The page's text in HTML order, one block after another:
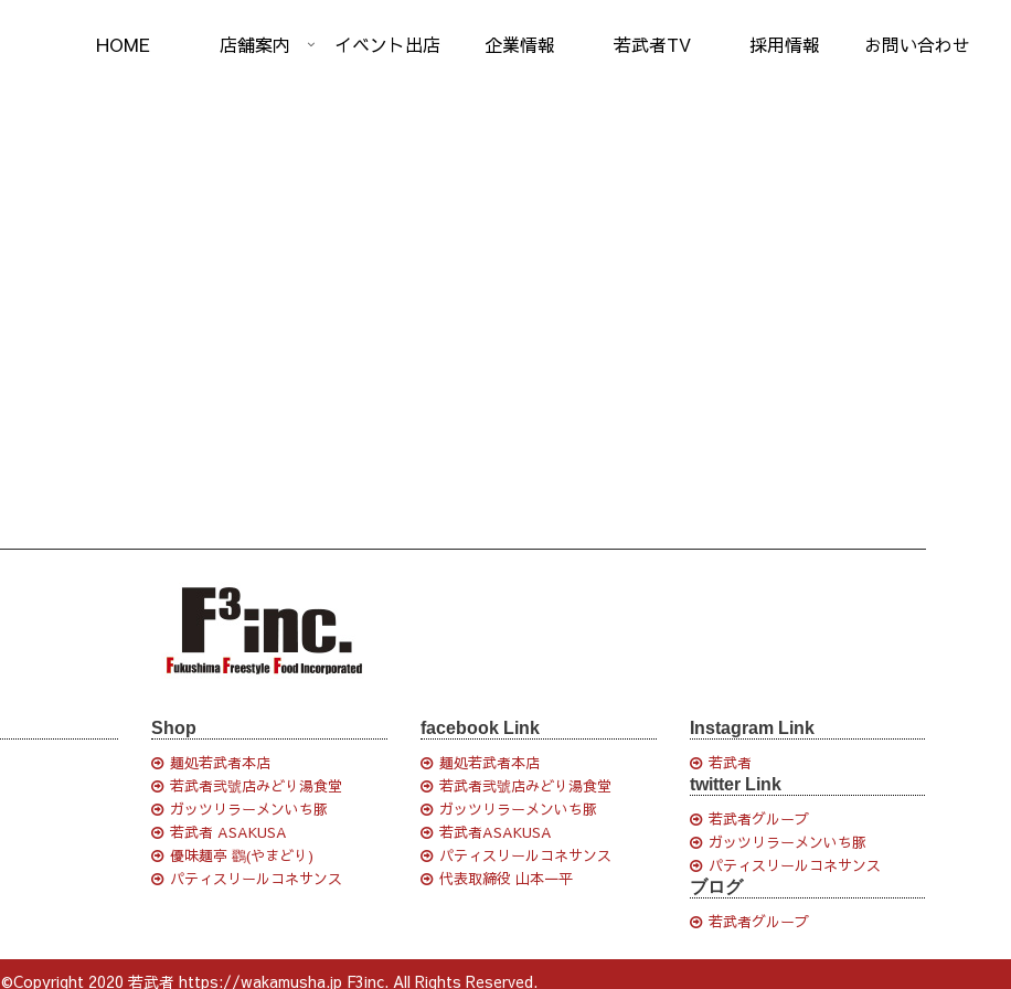
HOME 店舗案内 イベント出店 企業情報 若武者TV 採用情報 お問い合わせ
Shop
麺処若武者本店
若武者弐號店みどり湯食堂
ガッツリラーメンいち豚
若武者 ASAKUSA
優味麺亭 鸐(やまどり)
パティスリールコネサンス
facebook Link
麺処若武者本店
若武者弐號店みどり湯食堂
ガッツリラーメンいち豚
若武者ASAKUSA
パティスリールコネサンス
代表取締役 山本一平
Instagram Link
若武者
twitter Link
若武者グループ
ガッツリラーメンいち豚
パティスリールコネサンス
ブログ
若武者グループ
©Copyright 2020 若武者 https://wakamusha.jp F3inc. All Rights Reserved.